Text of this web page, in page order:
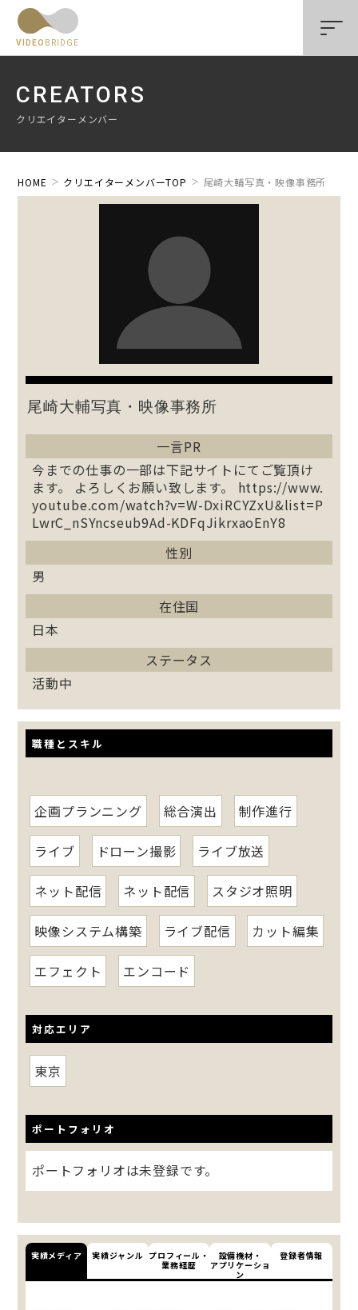
VIDEO BRIDGE
CREATORS
クリエイターメンバー
HOME クリエイターメンバーTOP 尾崎大輔写真・映像事務所
尾崎大輔写真・映像事務所
一言PR
今までの仕事の一部は下記サイトにてご覧頂け
ます。 よろしくお願い致します。 https://www.
youtube.com/watch?v=W-DxiRCYZxU&list=P
LwrC_nSYncseub9Ad-KDFqJikrxaoEnY8
性別
男
在住国
日本
ステータス
活動中
職種とスキル
企画プランニング 総合演出 制作進行
ライブ ドローン撮影 ライブ放送
ネット配信 ネット配信 スタジオ照明
映像システム構築 ライブ配信 カット編集
エフェクト エンコード
対応エリア
東京
ポートフォリオ
ポートフォリオは未登録です。
実績メディア 実績ジャンル プロフィール・
業務経歴
設備機材・
アプリケーショ
ン
登録者情報